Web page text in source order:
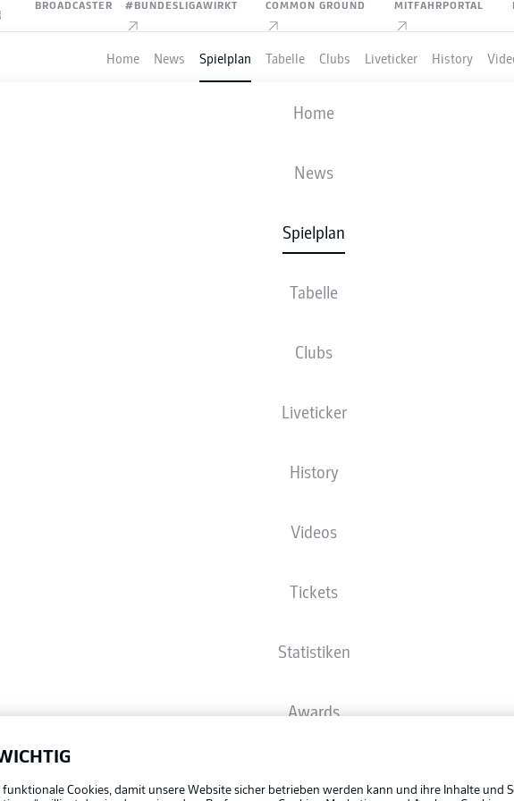
BROADCASTER #BUNDESLIGAWIRKT COMMON GROUND MITFAHRPORTAL
Home News Spielplan Tabelle Clubs Liveticker History
Home
News
Spielplan
Tabelle
Clubs
Liveticker
History
Videos
Tickets
Statistiken
Awards
M'GLADBACH
AUFSTELLUNGEN
Die Startaufstellung wird 60 Minuten vor Anpfiff veröffentlicht.
Cookies, damit unsere Website sicher betrieben werden kann und ihre Inhalte und